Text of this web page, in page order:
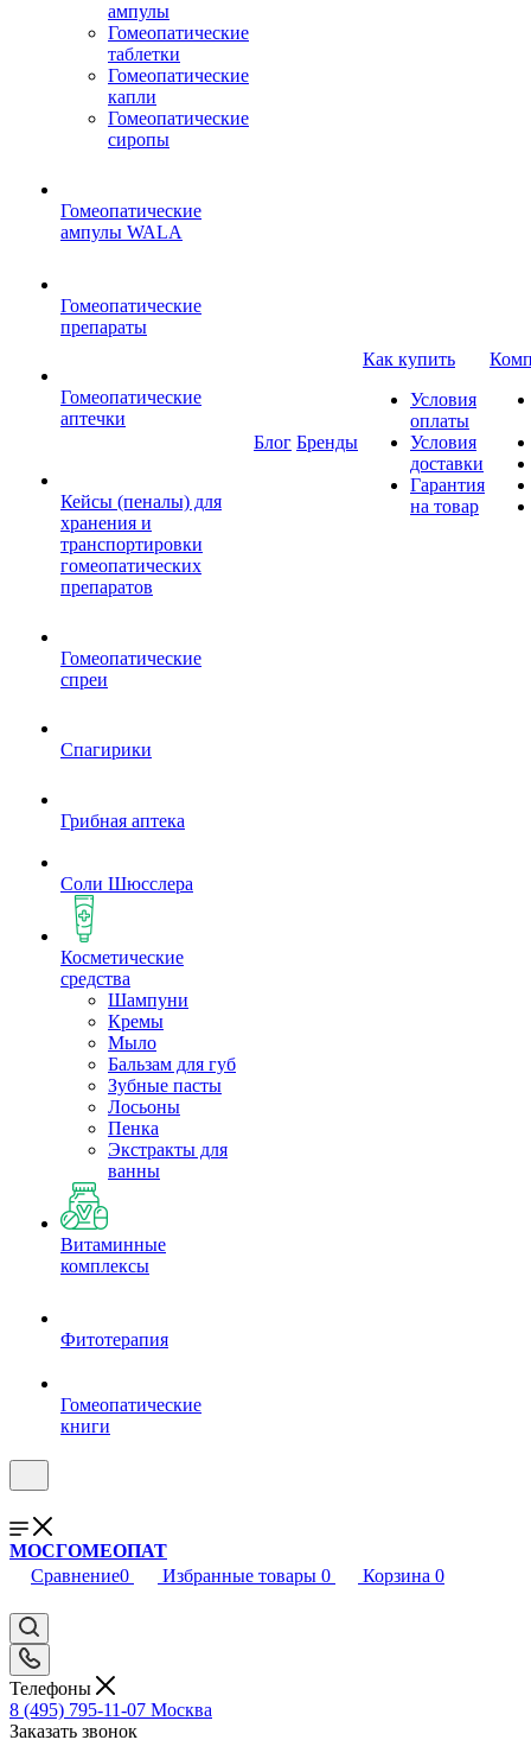
ампулы
Гомеопатические
таблетки
Гомеопатические
капли
Гомеопатические
сиропы
Гомеопатические
ампулы WALA
Гомеопатические
препараты
Гомеопатические
аптечки
Кейсы (пеналы) для
хранения и
транспортировки
гомеопатических
препаратов
Гомеопатические
спреи
Спагирики
Грибная аптека
Соли Шюсслера
Косметические
средства
Шампуни
Кремы
Мыло
Бальзам для губ
Зубные пасты
Лосьоны
Пенка
Экстракты для
ванны
Витаминные
комплексы
Фитотерапия
Гомеопатические
книги
Блог Бренды
Как купить
Условия
оплаты
Условия
доставки
Гарантия
на товар
МОСГОМЕОПАТ
Сравнение0 Избранные товары 0 Корзина 0
Телефоны
8 (495) 795-11-07 Москва
Заказать звонок